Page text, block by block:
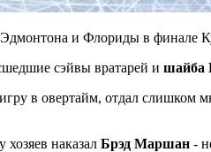
и Флориды в финале
сэйвы вратарей и шайба
в овертайм, отдал слишком
наказал Брэд Маршан -